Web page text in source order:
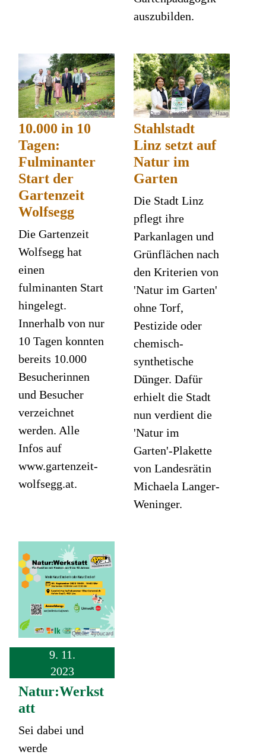
auszubilden.
Quelle: LandOOE_Mayr
10.000 in 10
Tagen:
Fulminanter
Start der
Gartenzeit
Wolfsegg
Die Gartenzeit
Wolfsegg hat
einen
fulminanten Start
hingelegt.
Innerhalb von nur
10 Tagen konnten
bereits 10.000
Besucherinnen
und Besucher
verzeichnet
werden. Alle
Infos auf
www.gartenzeit-
wolfsegg.at.
Quelle: LandOOE_Margot_Haag
Stahlstadt
Linz setzt auf
Natur im
Garten
Die Stadt Linz
pflegt ihre
Parkanlagen und
Grünflächen nach
den Kriterien von
'Natur im Garten'
ohne Torf,
Pestizide oder
chemisch-
synthetische
Dünger. Dafür
erhielt die Stadt
nun verdient die
'Natur im
Garten'-Plakette
von Landesrätin
Michaela Langer-
Weninger.
Quelle: 4youcard
9. 11.
2023
Natur:Werkst
att
Sei dabei und
werde